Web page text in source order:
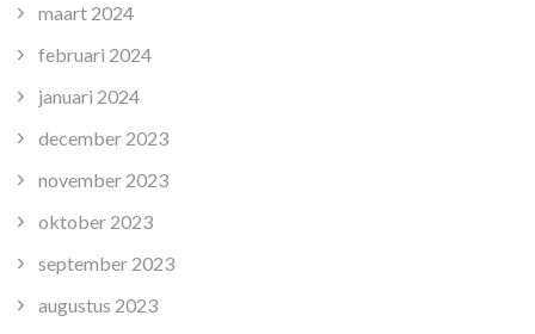
maart 2024
februari 2024
januari 2024
december 2023
november 2023
oktober 2023
september 2023
augustus 2023